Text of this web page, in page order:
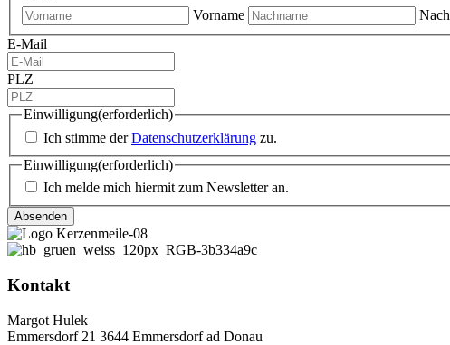
Vorname
E-Mail
PLZ
Einwilligung(erforderlich)
Ich stimme derDatenschutzerklärung zu.
Einwilligung(erforderlich)
Ich melde mich hiermit zum Newsletter an.
Kontakt
Margot Hulek
Emmersdorf 21 3644 Emmersdorf ad Donau